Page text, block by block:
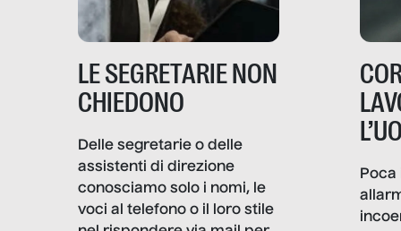
LE SEGRETARIE NON
CHIEDONO
Delle segretarie o delle
assistenti di direzione
conosciamo solo i nomi, le
voci al telefono o il loro stile
Poca